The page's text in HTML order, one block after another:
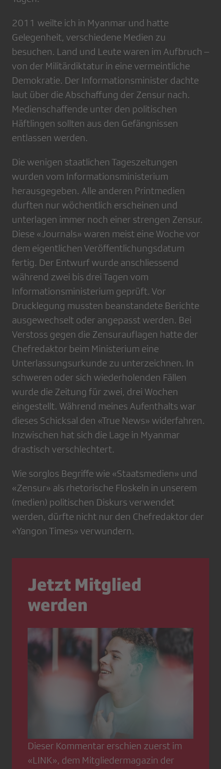
2011 weilte ich in Myanmar und hatte
Gelegenheit, verschiedene Medien zu
besuchen. Land und Leute waren im Aufbruch –
von der Militärdiktatur in eine vermeintliche
Demokratie. Der Informationsminister dachte
laut über die Abschaffung der Zensur nach.
Medienschaffende unter den politischen
Häftlingen sollten aus den Gefängnissen
entlassen werden.
Die wenigen staatlichen Tageszeitungen
wurden vom Informationsministerium
herausgegeben. Alle anderen Printmedien
durften nur wöchentlich erscheinen und
unterlagen immer noch einer strengen Zensur.
Diese «Journals» waren meist eine Woche vor
dem eigentlichen Veröffentlichungsdatum
fertig. Der Entwurf wurde anschliessend
während zwei bis drei Tagen vom
Informationsministerium geprüft. Vor
Drucklegung mussten beanstandete Berichte
ausgewechselt oder angepasst werden. Bei
Verstoss gegen die Zensurauflagen hatte der
Chefredaktor beim Ministerium eine
Unterlassungsurkunde zu unterzeichnen. In
schweren oder sich wiederholenden Fällen
wurde die Zeitung für zwei, drei Wochen
eingestellt. Während meines Aufenthalts war
dieses Schicksal den «True News» widerfahren.
Inzwischen hat sich die Lage in Myanmar
drastisch verschlechtert.
Wie sorglos Begriffe wie «Staatsmedien» und
«Zensur» als rhetorische Floskeln in unserem
(medien) politischen Diskurs verwendet
werden, dürfte nicht nur den Chefredaktor der
«Yangon Times» verwundern.
Jetzt Mitglied
werden
Dieser Kommentar erschien zuerst im
«LINK», dem Mitgliedermagazin der